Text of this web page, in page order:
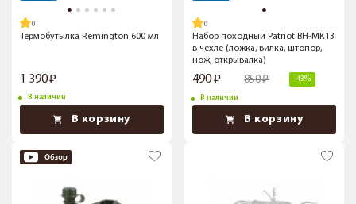
Термобутылка Remington 600 мл
1 390
В наличии
В корзину
Набор походный Patriot BH-MK13
в чехле (ложка, вилка, штопор,
нож, открывалка)
490 850 -43%
В наличии
В корзину